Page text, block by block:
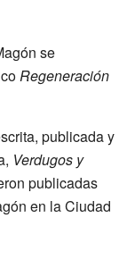
se
Regeneración
publicada y
Verdugos y
publicadas
en la Ciudad